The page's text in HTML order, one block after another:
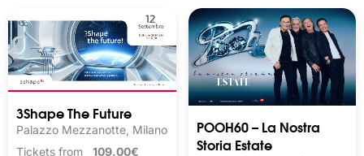
3Shape The Future
Palazzo Mezzanotte, Milano
Tickets from 109.00€
POOH60 – La Nostra
Storia Estate